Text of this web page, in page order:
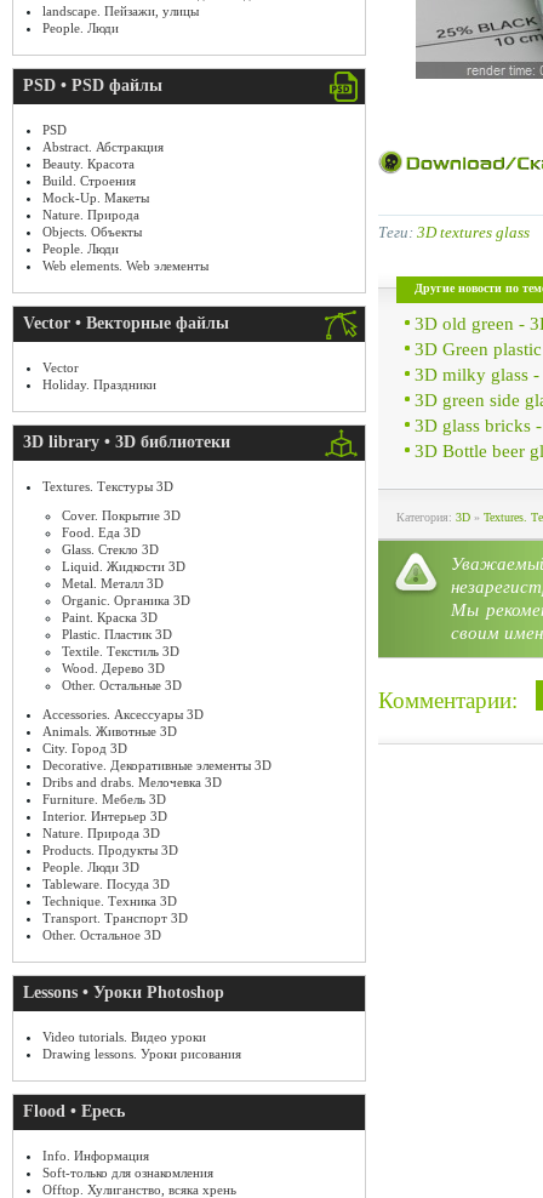
landscape. Пейзажи, улицы
People. Люди
PSD • PSD файлы
PSD
Abstract. Абстракция
Beauty. Красота
Build. Строения
Mock-Up. Макеты
Nature. Природа
Objects. Объекты
People. Люди
Web elements. Web элементы
Vector • Векторные файлы
Vector
Holiday. Праздники
3D library • 3D библиотеки
Textures. Текстуры 3D
Cover. Покрытие 3D
Food. Еда 3D
Glass. Стекло 3D
Liquid. Жидкости 3D
Metal. Металл 3D
Organic. Органика 3D
Paint. Краска 3D
Plastic. Пластик 3D
Textile. Текстиль 3D
Wood. Дерево 3D
Other. Остальные 3D
Accessories. Аксессуары 3D
Animals. Животные 3D
City. Город 3D
Decorative. Декоративные элементы 3D
Dribs and drabs. Мелочевка 3D
Furniture. Мебель 3D
Interior. Интерьер 3D
Nature. Природа 3D
Products. Продукты 3D
People. Люди 3D
Tableware. Посуда 3D
Technique. Техника 3D
Transport. Транспорт 3D
Other. Остальное 3D
Lessons • Уроки Photoshop
Video tutorials. Видео уроки
Drawing lessons. Уроки рисования
Flood • Ересь
Info. Информация
Soft-только для ознакомления
Offtop. Хулиганство, всяка хрень
Теги: 3D textures glass
Другие новости по
3D old green -
3D Green plastic
3D milky glass -
3D green side
3D glass bricks
3D Bottle beer
Категория: 3D » Textures.
Мы
своим
Комментарии: